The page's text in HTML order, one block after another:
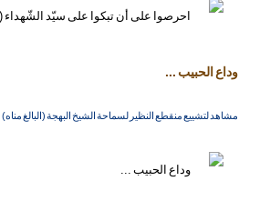
وداع الحبيب ...
مشاهد لتشييع منقطع النظير لسماحة الشيخ البهجة (البالغ مناه)